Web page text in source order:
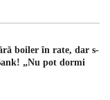
boiler în rate, dar s-
„Nu pot dormi